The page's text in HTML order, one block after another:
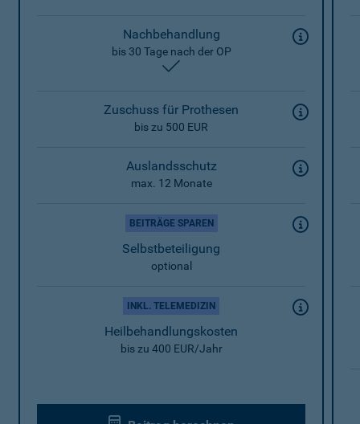
Nachbehandlung
bis 30 Tage nach der OP
Zuschuss für Prothesen
bis zu 500 EUR
Auslandsschutz
max. 12 Monate
BEITRÄGE SPAREN
Selbstbeteiligung
optional
INKL. TELEMEDIZIN
Heilbehandlungskosten
bis zu 400 EUR/Jahr